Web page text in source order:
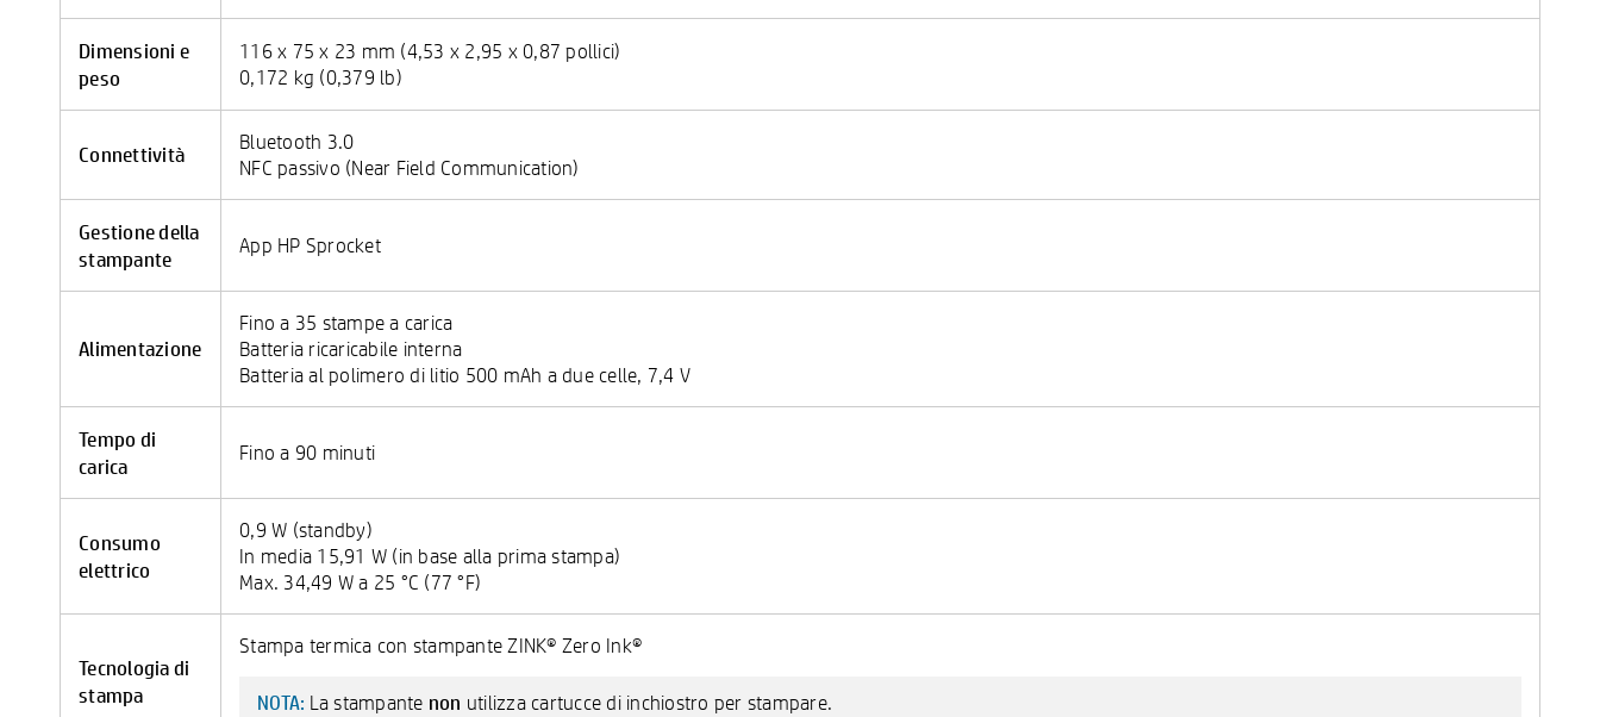
Dimensioni e
peso
116 x 75 x 23 mm (4,53 x 2,95 x 0,87 pollici)
0,172 kg (0,379 lb)
Connettività
Bluetooth 3.0
NFC passivo (Near Field Communication)
Gestione della
stampante
App HP Sprocket
Alimentazione
Fino a 35 stampe a carica
Batteria ricaricabile interna
Batteria al polimero di litio 500 mAh a due celle, 7,4 V
Tempo di
carica
Fino a 90 minuti
Consumo
elettrico
0,9 W (standby)
In media 15,91 W (in base alla prima stampa)
Max. 34,49 W a 25 °C (77 °F)
Tecnologia di
stampa
Stampa termica con stampante ZINK® Zero Ink®
NOTA: La stampante non utilizza cartucce di inchiostro per stampare.